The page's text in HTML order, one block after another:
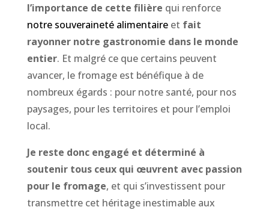
l’importance de cette filière qui renforce
notre souveraineté alimentaireet fait
rayonner notre gastronomie dans le monde
entier. Et malgré ce que certains peuvent
avancer, le fromage est bénéfique à de
nombreux égards : pour notre santé, pour nos
paysages, pour les territoires et pour l’emploi
local.
Je reste donc engagé et déterminé à
soutenir tous ceux qui œuvrent avec passion
pour le fromage, et qui s’investissent pour
transmettre cet héritage inestimable aux